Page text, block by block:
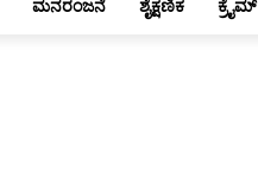
ಮನರಂಜನೆ ಶೈಕ್ಷಣಿಕ ಕ್ರೈಮ್